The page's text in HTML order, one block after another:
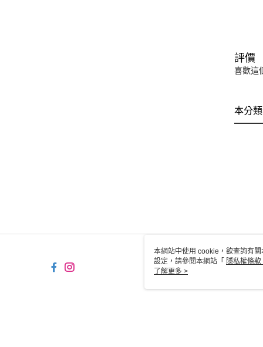
評價
喜歡這
本分
本網站中使用 cookie，欲查詢有
設定，請參閱本網站「 隱私權條款
使用 cookie。
了解更多 >